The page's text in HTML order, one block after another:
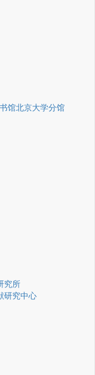
馆北京大学分馆
究所
研究中心